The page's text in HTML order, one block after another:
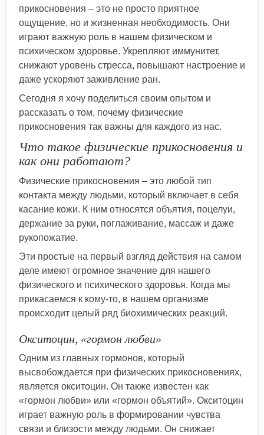
прикосновения – это не просто приятное
ощущение, но и жизненная необходимость. Они
играют важную роль в нашем физическом и
психическом здоровье. Укрепляют иммунитет,
снижают уровень стресса, повышают настроение и
даже ускоряют заживление ран.
Сегодня я хочу поделиться своим опытом и
рассказать о том, почему физические
прикосновения так важны для каждого из нас.
Что такое физические прикосновения и
как они работают?
Физические прикосновения – это любой тип
контакта между людьми, который включает в себя
касание кожи. К ним относятся объятия, поцелуи,
держание за руки, поглаживание, массаж и даже
рукопожатие.
Эти простые на первый взгляд действия на самом
деле имеют огромное значение для нашего
физического и психического здоровья. Когда мы
прикасаемся к кому-то, в нашем организме
происходит целый ряд биохимических реакций.
Окситоцин, «гормон любви»
Одним из главных гормонов, который
высвобождается при физических прикосновениях,
является окситоцин. Он также известен как
«гормон любви» или «гормон объятий». Окситоцин
играет важную роль в формировании чувства
связи и близости между людьми. Он снижает